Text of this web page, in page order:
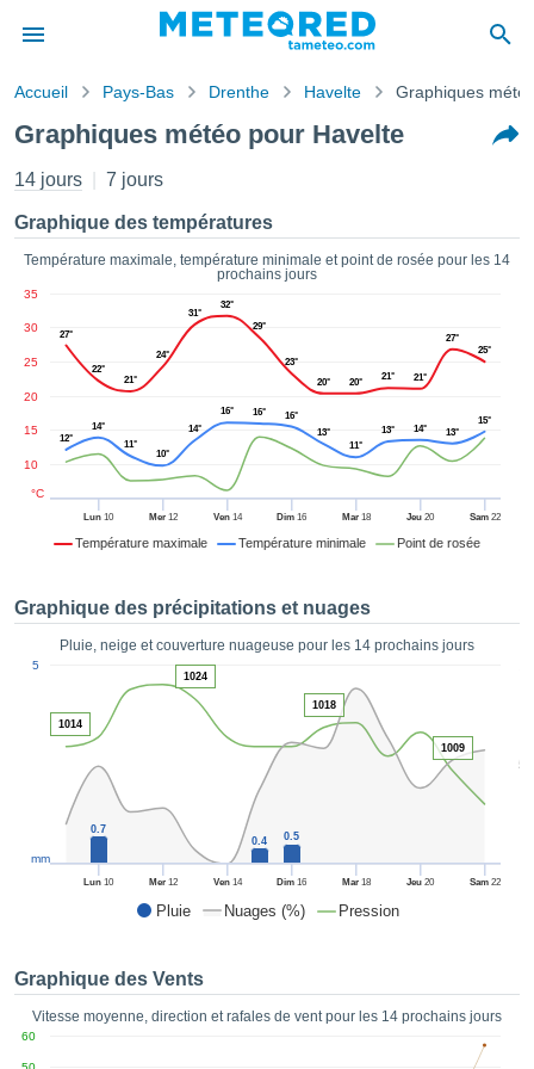
de
a
par
des
Vous
les
:
de
des
de très
CONTINUER
PARAMÈTRES
Accueil Pays-Bas Drenthe Havelte Graphiques
Graphiques météo pour Havelte
14 jours 7 jours
Graphique des températures
Température maximale, température minimale et point de rosée pour les 14
prochains jours
Température maximale Température minimale Point de rosée
Lun 10 Mer12 Ven14 Dim 16 Mar18 Jeu 20 Sam22
10
15
20
25
30
35
°C
27°
22°
21°
24°
31°
32°
29°
23°
20°
20°
21° 21°
27°
25°
12°
14°
11°
10°
14°
16° 16°
16°
13°
11°
13° 14° 13°
15°
Graphique des précipitations et nuages
Pluie, neige et couverture nuageuse pour les 14 prochains jours
Pluie Nuages (%) Pression
50
Lun 10 Mer12 Ven14 Dim 16 Mar18 Jeu 20 Sam22
5
mm
0.7
0.4
0.5
1014
1024
1018
1009
Graphique des Vents
Vitesse moyenne, direction et rafales de vent pour les 14 prochains jours
60